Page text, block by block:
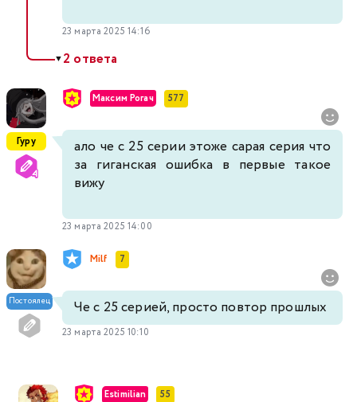
23 марта 2025 14:16
▼2 ответа
Гуру
Максим Рогач 577
ало че с 25 серии этоже сарая серия что
за гиганская ошибка в первые такое
вижу
23 марта 2025 14:00
Постоялец
Milf 7
Че с 25 серией, просто повтор прошлых
23 марта 2025 10:10
Estimilian 55